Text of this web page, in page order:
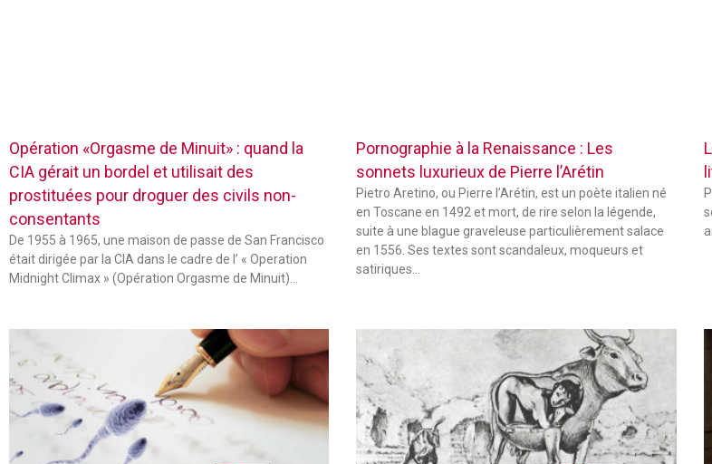
Opération «Orgasme de Minuit» : quand la
CIA gérait un bordel et utilisait des
prostituées pour droguer des civils non-
consentants
De 1955 à 1965, une maison de passe de San Francisco
était dirigée par la CIA dans le cadre de l’ « Operation
Midnight Climax » (Opération Orgasme de Minuit)…
Pornographie à la Renaissance : Les
sonnets luxurieux de Pierre l’Arétin
Pietro Aretino, ou Pierre l’Arétin, est un poète italien né
en Toscane en 1492 et mort, de rire selon la légende,
suite à une blague graveleuse particulièrement salace
en 1556. Ses textes sont scandaleux, moqueurs et
satiriques…